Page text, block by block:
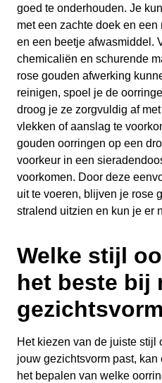
goed te onderhouden. Je
met een zachte doek en
en een beetje afwasmiddel.
chemicaliën en schurende
rose gouden afwerking
reinigen, spoel je de
droog je ze zorgvuldig af
vlekken of aanslag te
gouden oorringen op een
voorkeur in een
voorkomen. Door deze
uit te voeren, blijven je rose
stralend uitzien en kun je er
Welke stijl
het beste bij
Het kiezen van de juiste stijl
jouw gezichtsvorm past,
het bepalen van welke